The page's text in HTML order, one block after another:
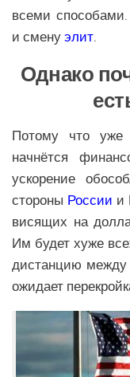
всеми
и смену элит.
Однако
Потому что уже
начнётся
ускорение
стороны России и
висящих на
Им будет хуже
дистанцию
ожидает